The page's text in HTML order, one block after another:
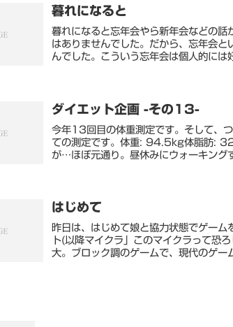
暮れになると
暮れになると忘年会やら新年会などの
はありませんでした。だから、忘年会
んでした。こういう忘年会は個人的に
ダイエット企画 -その13-
今年13回目の体重測定です。そして、
ての測定です。体重: 94.5kg体脂肪:
が…ほぼ元通り。昼休みにウォーキング
はじめて
昨日は、はじめて娘と協力状態でゲー
ト(以降マイクラ」このマイクラって恐
大。ブロック調のゲームで、現代のゲ